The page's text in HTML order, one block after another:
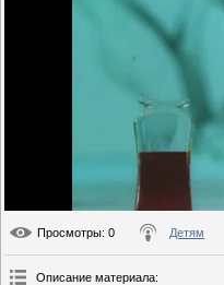
Просмотры: 0 Детям
Описание материала: